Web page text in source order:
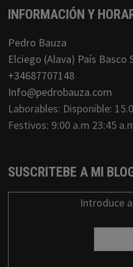
INFORMACIÓN Y
Pedro Bauza
Elciego (Alava) País Basco
+34687707148
Info@pedrobauza.com
Laborables: Disponible:
Festivos: 9:00 a.m 23:45
SUSCRITEBE A MI
Introduce